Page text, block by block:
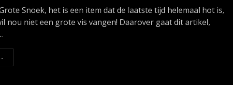
Snoek, het is een item dat de laatste tijd helemaal hot is,
nou niet een grote vis vangen! Daarover gaat dit artikel,